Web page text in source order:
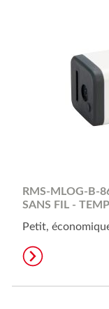
RMS-MLOG-B-
SANS FIL -
Petit,